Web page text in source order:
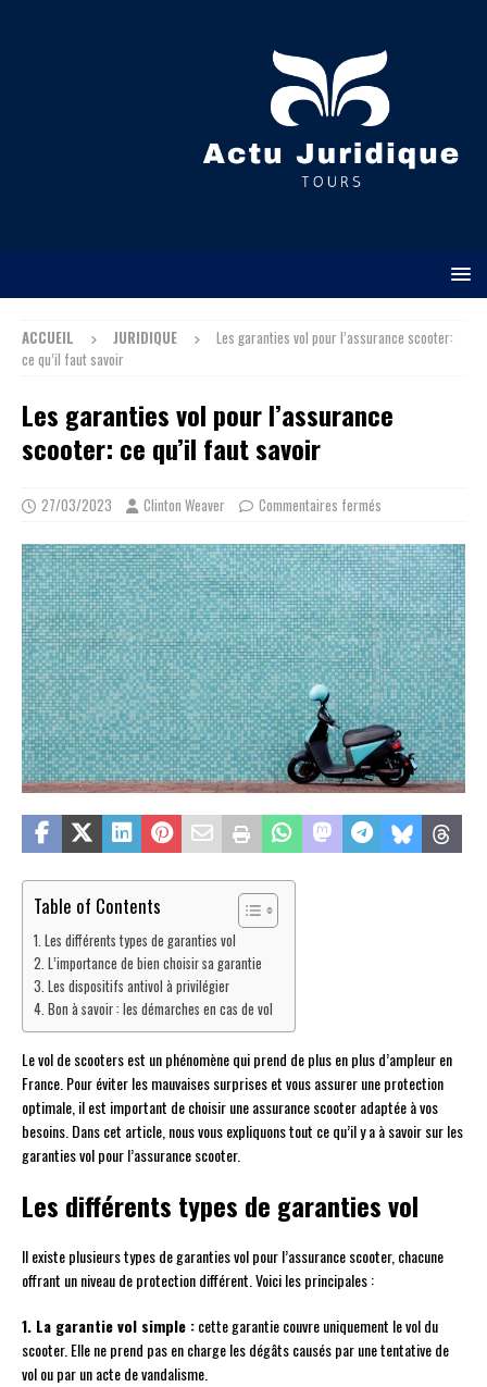
ACCUEIL JURIDIQUE
Les garanties vol pour l’assurance scooter:
ce qu’il faut savoir
Les garanties vol pour l’assurance
scooter: ce qu’il faut savoir
27/03/2023 Clinton Weaver Commentaires fermés
Table of Contents
Les différents types de garanties vol
L’importance de bien choisir sa garantie
Les dispositifs antivol à privilégier
Bon à savoir : les démarches en cas de vol
Le vol de scooters est un phénomène qui prend de plus en plus d’ampleur en
France. Pour éviter les mauvaises surprises et vous assurer une protection
optimale, il est important de choisir une assurance scooter adaptée à vos
besoins. Dans cet article, nous vous expliquons tout ce qu’il y a à savoir sur les
garanties vol pour l’assurance scooter.
Les différents types de garanties vol
Il existe plusieurs types de garanties vol pour l’assurance scooter, chacune
offrant un niveau de protection différent. Voici les principales :
1. La garantie vol simple :cette garantie couvre uniquement le vol du
scooter. Elle ne prend pas en charge les dégâts causés par une tentative de
vol ou par un acte de vandalisme.